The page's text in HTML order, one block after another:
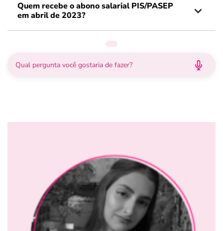
Quem recebe o abono salarial PIS/PASEP
em abril de 2023?